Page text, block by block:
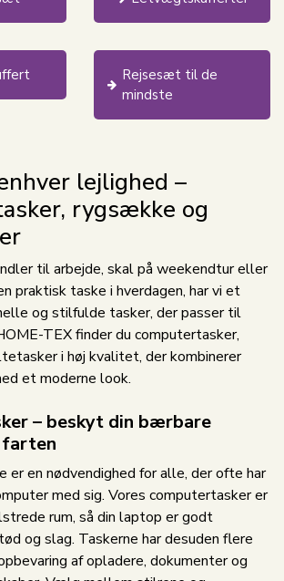
Rejsesæt til de
mindste
lejlighed –
rygsække og
til arbejde, skal på weekendtur eller
praktisk taske i hverdagen, har vi et
og stilfulde tasker, der passer til
TEX finder du computertasker,
i høj kvalitet, der kombinerer
et moderne look.
– beskyt din bærbare
farten
er en nødvendighed for alle, der ofte har
med sig. Vores computertasker er
rum, så din laptop er godt
og slag. Taskerne har desuden flere
af opladere, dokumenter og